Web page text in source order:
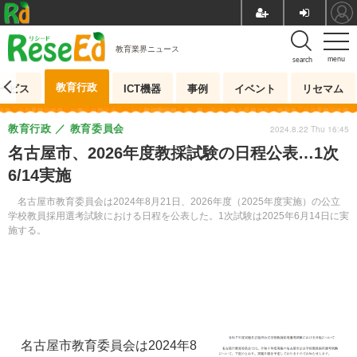
menu
search
教育業界ニュース
ビス 教育行政 ICT機器 事例 イベント リセマム
名古屋市、2026年度教採試験の日程公表…1次
6/14実施
名古屋市教育委員会は2024年8月21日、2026年度（2025年度実施）の公立
学校教員採用選考試験における日程を公表した。1次試験は2025年6月14日に実
施する。
教育行政 教育委員会 2024.8.22 Thu 16:45
名古屋市教育委員会は2024年8